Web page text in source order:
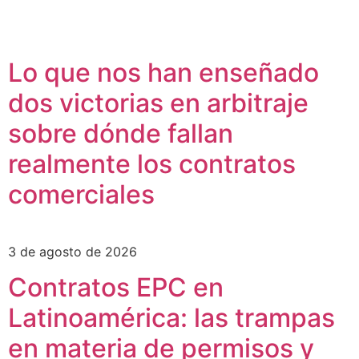
Lo que nos han enseñado
dos victorias en arbitraje
sobre dónde fallan
realmente los contratos
comerciales
3 de agosto de 2026
Contratos EPC en
Latinoamérica: las trampas
en materia de permisos y